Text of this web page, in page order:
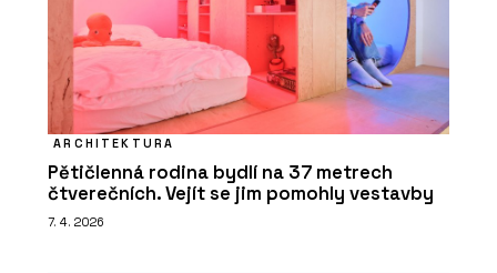
ARCHITEKTURA
Pětičlenná rodina bydlí na 37 metrech
čtverečních. Vejít se jim pomohly vestavby
7. 4. 2026